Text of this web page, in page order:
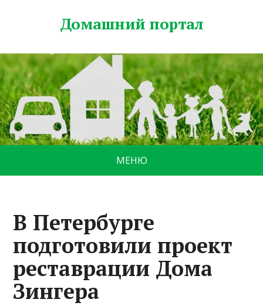
Домашний портал
МЕНЮ
В Петербурге
подготовили проект
реставрации Дома
Зингера